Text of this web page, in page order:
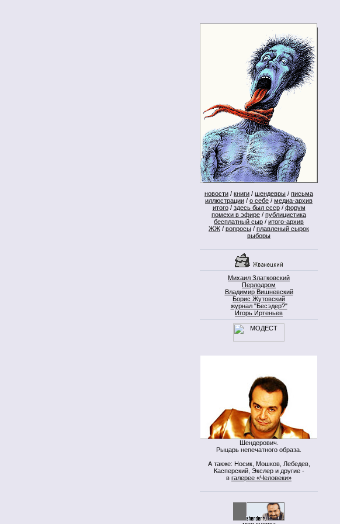
новости / книги / шендевры / письма
иллюстрации / о себе / медиа-архив
итого/ здесь был ссср/ форум
помехи в эфире / публицистика
бесплатный сыр / итого-архив
ЖЖ / вопросы / плавленый сырок
выборы
Михаил Златковский
Перлодром
Владимир Вишневский
Борис Жутовский
журнал "Бесэдер?"
Игорь Иртеньев
Шендерович.
Рыцарь непечатного образа.
А также: Носик, Мошков, Лебедев,
Касперский, Экслер и другие -
в галерее «Человеки»